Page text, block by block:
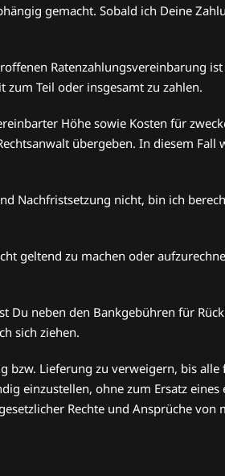
gemacht. Sobald ich Deine
Ratenzahlungsvereinbarung
Teil oder insgesamt zu zahlen.
Höhe sowie Kosten für
übergeben. In diesem Fall
Nachfristsetzung nicht, bin ich
geltend zu machen oder
neben den Bankgebühren für
sich ziehen.
Lieferung zu verweigern, bis
einzustellen, ohne zum Ersatz eines
Rechte und Ansprüche von